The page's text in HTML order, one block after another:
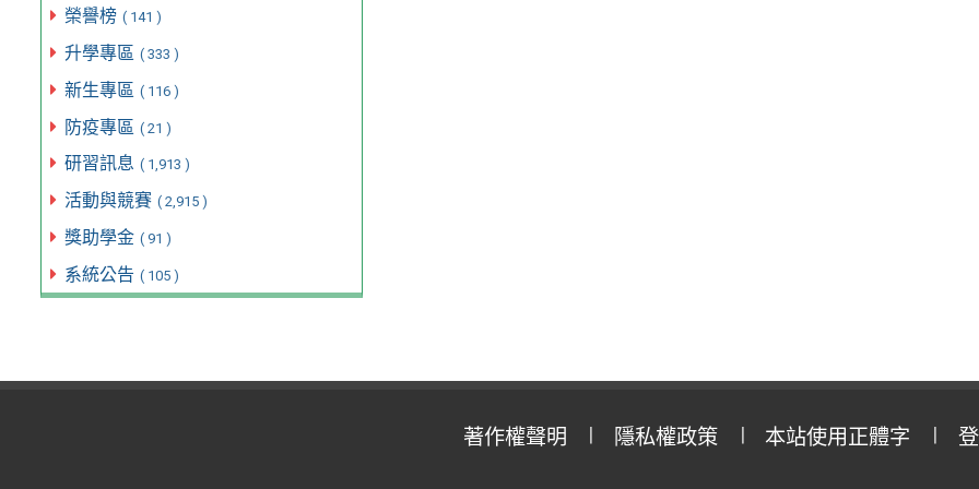
榮譽榜 ( 141 )
升學專區 ( 333 )
新生專區 ( 116 )
防疫專區 ( 21 )
研習訊息 ( 1,913 )
活動與競賽 ( 2,915 )
獎助學金 ( 91 )
系統公告 ( 105 )
著作權聲明 隱私權政策 本站使用正體字